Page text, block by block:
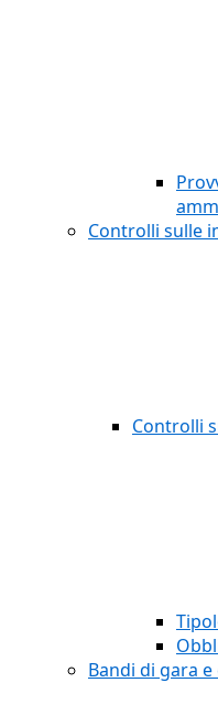
Controlli sulle
Controlli
Bandi di gara